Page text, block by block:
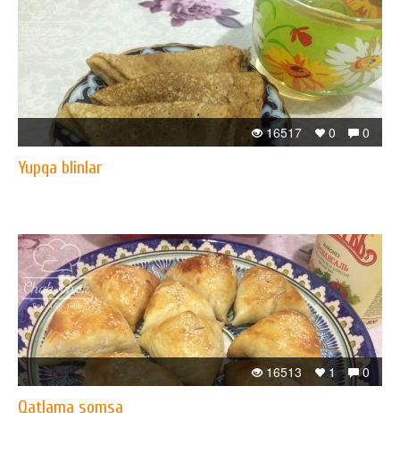
0
0
16517
Yupqa blinlar
0
1
16513
Qatlama somsa